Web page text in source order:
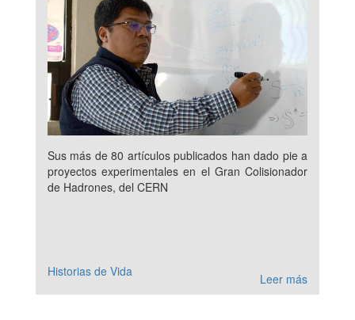
Sus más de 80 artículos publicados han dado pie a
proyectos experimentales en el Gran Colisionador
de Hadrones, del CERN
Historias de Vida Leer más